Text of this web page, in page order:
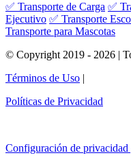
✅ Transporte de Carga ✅
Ejecutivo ✅ Transporte
Transporte para Mascotas
© Copyright 2019 - 2026 |
Términos de Uso |
Políticas de Privacidad
Configuración de privacidad